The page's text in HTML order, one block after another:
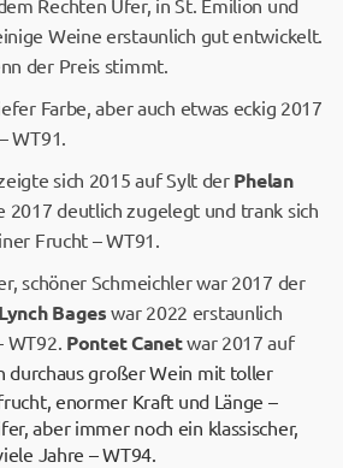
Rechten Ufer, in St. Emilion und
Weine erstaunlich gut entwickelt.
der Preis stimmt.
Farbe, aber auch etwas eckig 2017
WT91.
sich 2015 auf Sylt der Phelan
2017 deutlich zugelegt und trank sich
Frucht – WT91.
schöner Schmeichler war 2017 der
Lynch Bages war 2022 erstaunlich
WT92. Pontet Canetwar 2017 auf
durchaus großer Wein mit toller
enormer Kraft und Länge –
aber immer noch ein klassischer,
Jahre – WT94.